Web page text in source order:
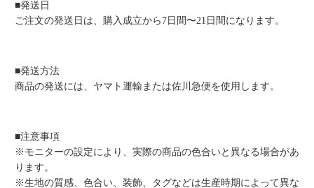
■発送日
ご注文の発送日は、購入成立から7日間〜21日間になります。
■発送方法
商品の発送には、ヤマト運輸または佐川急便を使用します。
■注意事項
※モニターの設定により、実際の商品の色合いと異なる場合があ
ります。
※生地の質感、色合い、装飾、タグなどは生産時期によって異な